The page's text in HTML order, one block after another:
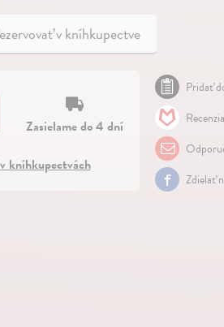
v kníhkupectve
Zasielame do 4 dní
kníhkupectvách
Pridať
Zdielať